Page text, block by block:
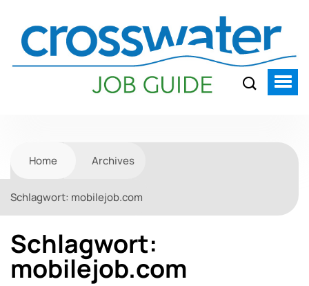
Home Archives
Schlagwort: mobilejob.com
Schlagwort:
mobilejob.com